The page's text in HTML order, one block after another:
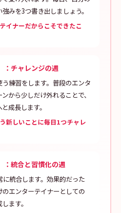
みを3つ書き出しましょう。
イナーだからこそできたこ
チャレンジの週
練習をします。普段のエンタ
から少しだけ外れることで、
成長します。
新しいことに毎日1つチャレ
統合と習慣化の週
統合します。効果的だった
エンターテイナーとしての
ます。